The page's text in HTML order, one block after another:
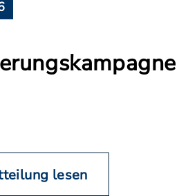
lesen